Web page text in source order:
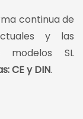
continua de
y las
modelos SL
CE y DIN.